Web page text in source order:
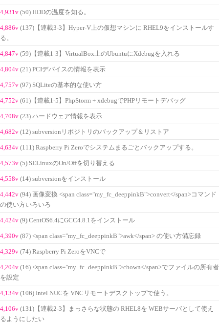
4,931v (50) HDDの温度を知る。
4,886v (137)【連載3-3】Hyper-V上の仮想マシンに RHEL9をインストールす
る。
4,847v (59)【連載1-3】VirtualBox上のUbuntuにXdebugを入れる
4,804v (21) PCIデバイスの情報を表示
4,757v (97) SQLiteの基本的な使い方
4,752v (61)【連載1-5】PhpStorm + xdebugでPHPリモートデバッグ
4,708v (23) ハードウェア情報を表示
4,682v (12) subversionリポジトリのバックアップ＆リストア
4,634v (111) Raspberry Pi Zeroでシステムまるごとバックアップする。
4,573v (5) SELinuxのOn/Offを切り替える
4,558v (14) subversionをインストール
4,442v (94) 画像変換 <span class="my_fc_deeppinkB">convert</span>コマンド
の使い方いろいろ
4,424v (9) CentOS6.4にGCC4.8.1をインストール
4,390v (87) <span class="my_fc_deeppinkB">awk</span> の使い方備忘録
4,329v (74) Raspberry Pi ZeroをVNCで
4,204v (16) <span class="my_fc_deeppinkB">chown</span>でファイルの所有者
を設定
4,134v (106) Intel NUCを VNCリモートデスクトップで使う。
4,106v (131)【連載2-3】まっさらな状態の RHEL8を WEBサーバとして使え
るようにしたい